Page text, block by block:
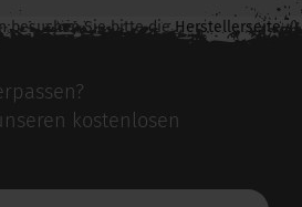
besuchen Sie bitte dieHerstellerseite
kostenlosen